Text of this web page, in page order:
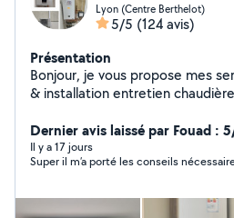
Lyon (Centre Berthelot)
5/5 (124 avis)
Présentation
Bonjour, je vous propose mes
& installation entretien
&installation sanitaire chauffage.
radiateur plancher chauffant.
service CLIMATISATION Robineterie cumulus
gratuit. TEL :O7 83 05 40 37
Dernier avis laissé par Fouad :
Il y a 17 jours